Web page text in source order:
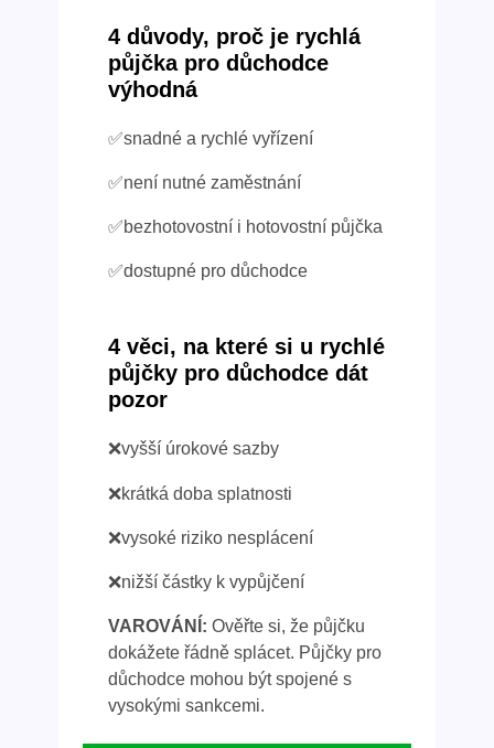
4 důvody, proč je rychlá
půjčka pro důchodce
výhodná
✅snadné a rychlé vyřízení
✅není nutné zaměstnání
✅bezhotovostní i hotovostní půjčka
✅dostupné pro důchodce
4 věci, na které si u rychlé
půjčky pro důchodce dát
pozor
❌vyšší úrokové sazby
❌krátká doba splatnosti
❌vysoké riziko nesplácení
❌nižší částky k vypůjčení
VAROVÁNÍ: Ověřte si, že půjčku
dokážete řádně splácet. Půjčky pro
důchodce mohou být spojené s
vysokými sankcemi.